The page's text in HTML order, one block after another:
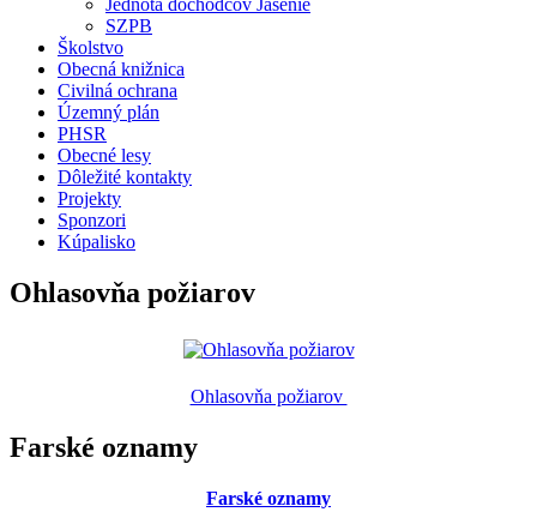
Jednota dôchodcov Jasenie
SZPB
Školstvo
Obecná knižnica
Civilná ochrana
Územný plán
PHSR
Obecné lesy
Dôležité kontakty
Projekty
Sponzori
Kúpalisko
Ohlasovňa požiarov
Ohlasovňa požiarov
Farské oznamy
Farské oznamy